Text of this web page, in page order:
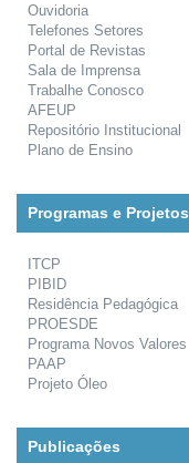
Ouvidoria
Telefones Setores
Portal de Revistas
Sala de Imprensa
Trabalhe Conosco
AFEUP
Repositório Institucional
Plano de Ensino
Programas e Projetos
ITCP
PIBID
Residência Pedagógica
PROESDE
Programa Novos Valores
PAAP
Projeto Óleo
Publicações